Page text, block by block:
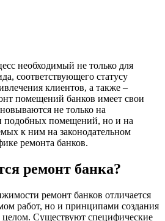
необходимый не только для
соответствующего статусу
клиентов, а также –
помещений банков имеет свои
не только на
подобных помещений, но и на
к ним на законодательном
ремонта банков.
ремонт банка?
ремонт банков отличается
работ, но и принципами создания
целом. Существуют специфические